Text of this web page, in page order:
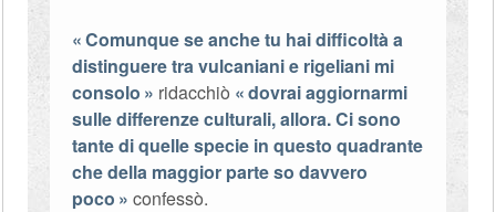
Comunque se anche tu hai difficoltà a
distinguere tra vulcaniani e rigeliani mi
consolo
ridacchiò
dovrai aggiornarmi
sulle differenze culturali, allora. Ci sono
tante di quelle specie in questo quadrante
che della maggior parte so davvero
poco
confessò.